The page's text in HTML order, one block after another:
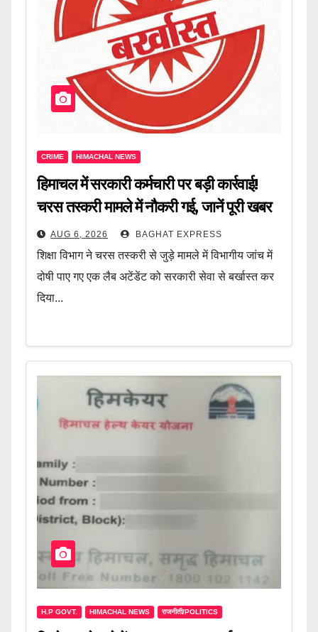
CRIME HIMACHAL NEWS
हिमाचल में सरकारी कर्मचारी पर बड़ी कार्रवाई!
चरस तस्करी मामले में नौकरी गई, जानें पूरी खबर
AUG 6, 2026 BAGHAT EXPRESS
शिक्षा विभाग ने चरस तस्करी से जुड़े मामले में विभागीय जांच में
दोषी पाए गए एक लैब अटेंडेंट को सरकारी सेवा से बर्खास्त कर
दिया...
H.P GOVT. HIMACHAL NEWS राजनीती/POLITICS